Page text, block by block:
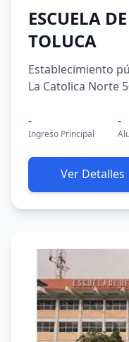
ESCUELA
TOLUCA
Establecimiento
La Catolica Norte
-
Ingreso Principal
-
Ver Detalles